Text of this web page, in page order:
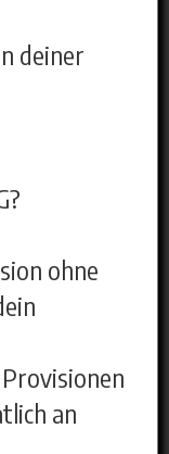
deiner
ohne
Provisionen
an